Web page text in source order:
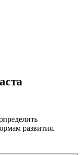
развития.